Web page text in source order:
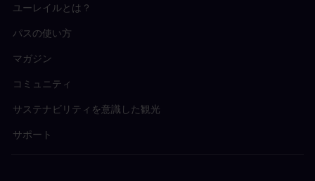
ユーレイルとは？
パスの使い方
マガジン
コミュニティ
サステナビリティを意識した観光
サポート